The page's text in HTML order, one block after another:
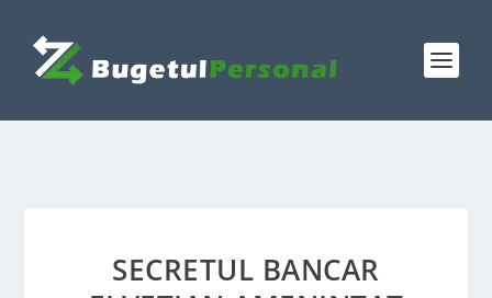
SECRETUL BANCAR